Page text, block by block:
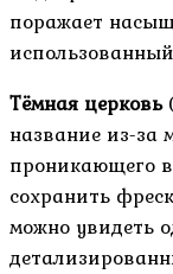
поражает
Тёмная церковь
название из-за
проникающего
сохранить
можно увидеть